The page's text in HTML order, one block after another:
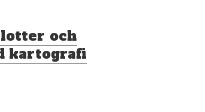
och
kartografi